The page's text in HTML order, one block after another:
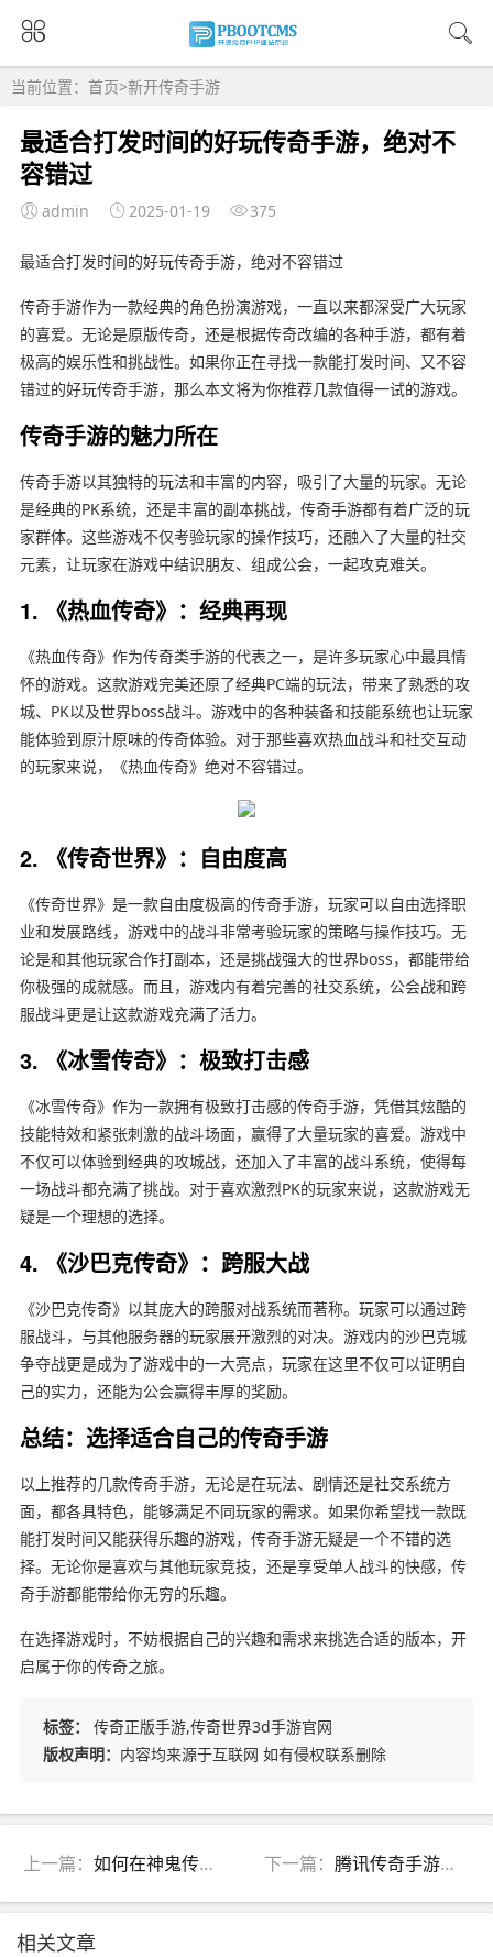
当前位置： 首页>新开传奇手游
最适合打发时间的好玩传奇手游，绝对不
容错过
admin 2025-01-19 375
最适合打发时间的好玩传奇手游，绝对不容错过
传奇手游作为一款经典的角色扮演游戏，一直以来都深受广大玩家
的喜爱。无论是原版传奇，还是根据传奇改编的各种手游，都有着
极高的娱乐性和挑战性。如果你正在寻找一款能打发时间、又不容
错过的好玩传奇手游，那么本文将为你推荐几款值得一试的游戏。
传奇手游的魅力所在
传奇手游以其独特的玩法和丰富的内容，吸引了大量的玩家。无论
是经典的PK系统，还是丰富的副本挑战，传奇手游都有着广泛的玩
家群体。这些游戏不仅考验玩家的操作技巧，还融入了大量的社交
元素，让玩家在游戏中结识朋友、组成公会，一起攻克难关。
1. 《热血传奇》：经典再现
《热血传奇》作为传奇类手游的代表之一，是许多玩家心中最具情
怀的游戏。这款游戏完美还原了经典PC端的玩法，带来了熟悉的攻
城、PK以及世界boss战斗。游戏中的各种装备和技能系统也让玩家
能体验到原汁原味的传奇体验。对于那些喜欢热血战斗和社交互动
的玩家来说，《热血传奇》绝对不容错过。
2. 《传奇世界》：自由度高
《传奇世界》是一款自由度极高的传奇手游，玩家可以自由选择职
业和发展路线，游戏中的战斗非常考验玩家的策略与操作技巧。无
论是和其他玩家合作打副本，还是挑战强大的世界boss，都能带给
你极强的成就感。而且，游戏内有着完善的社交系统，公会战和跨
服战斗更是让这款游戏充满了活力。
3. 《冰雪传奇》：极致打击感
《冰雪传奇》作为一款拥有极致打击感的传奇手游，凭借其炫酷的
技能特效和紧张刺激的战斗场面，赢得了大量玩家的喜爱。游戏中
不仅可以体验到经典的攻城战，还加入了丰富的战斗系统，使得每
一场战斗都充满了挑战。对于喜欢激烈PK的玩家来说，这款游戏无
疑是一个理想的选择。
4. 《沙巴克传奇》：跨服大战
《沙巴克传奇》以其庞大的跨服对战系统而著称。玩家可以通过跨
服战斗，与其他服务器的玩家展开激烈的对决。游戏内的沙巴克城
争夺战更是成为了游戏中的一大亮点，玩家在这里不仅可以证明自
己的实力，还能为公会赢得丰厚的奖励。
总结：选择适合自己的传奇手游
以上推荐的几款传奇手游，无论是在玩法、剧情还是社交系统方
面，都各具特色，能够满足不同玩家的需求。如果你希望找一款既
能打发时间又能获得乐趣的游戏，传奇手游无疑是一个不错的选
择。无论你是喜欢与其他玩家竞技，还是享受单人战斗的快感，传
奇手游都能带给你无穷的乐趣。
在选择游戏时，不妨根据自己的兴趣和需求来挑选合适的版本，开
启属于你的传奇之旅。
标签：
传奇正版手游,传奇世界3d手游官网
版权声明： 内容均来源于互联网 如有侵权联系删除
上一篇： 如何在神鬼传奇手游中快速提升角色实力 下一篇：腾讯传奇手游官网最新活动攻略，轻松赚取丰厚奖励
相关文章